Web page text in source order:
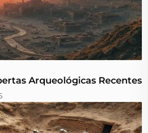
Arqueológicas Recentes